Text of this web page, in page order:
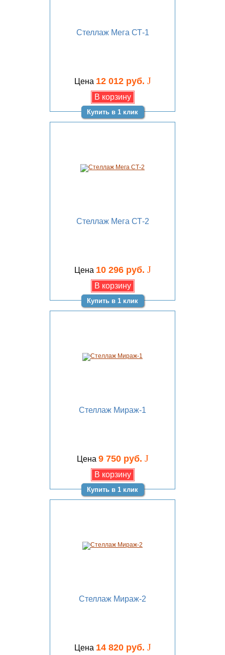
Стеллаж Мега СТ-1
Цена 12 012 руб. J
Купить в 1 клик
Стеллаж Мега СТ-2
Цена 10 296 руб. J
Купить в 1 клик
Стеллаж Мираж-1
Цена 9 750 руб. J
Купить в 1 клик
Стеллаж Мираж-2
Цена 14 820 руб. J